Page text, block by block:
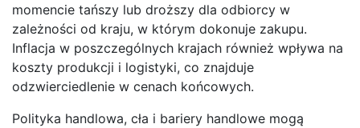
momencie tańszy lub droższy dla odbiorcy w
zależności od kraju, w którym dokonuje zakupu.
Inflacja w poszczególnych krajach również wpływa na
koszty produkcji i logistyki, co znajduje
odzwierciedlenie w cenach końcowych.
Polityka handlowa, cła i bariery handlowe mogą